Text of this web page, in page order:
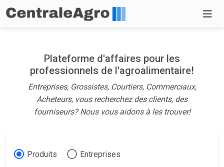
Plateforme d'affaires pour les
professionnels de l'agroalimentaire!
Entreprises, Grossistes, Courtiers, Commerciaux,
Acheteurs, vous recherchez des clients, des
fourniseurs? Nous vous aidons à les trouver!
Produits Entreprises